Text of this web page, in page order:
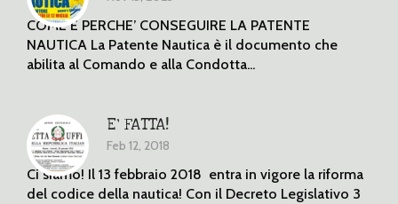
COME E PERCHE’ CONSEGUIRE LA PATENTE
NAUTICA La Patente Nautica è il documento che
abilita al Comando e alla Condotta...
E’ FATTA!
Feb 12, 2018
Ci siamo! Il 13 febbraio 2018 entra in vigore la riforma
del codice della nautica! Con il Decreto Legislativo 3